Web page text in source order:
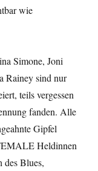
wie
Simone, Joni
Rainey sind nur
teils vergessen
fanden. Alle
Gipfel
Heldinnen
des Blues,